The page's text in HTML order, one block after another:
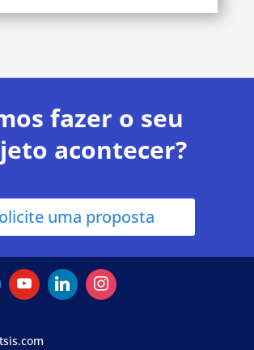
fazer o seu
acontecer?
uma proposta